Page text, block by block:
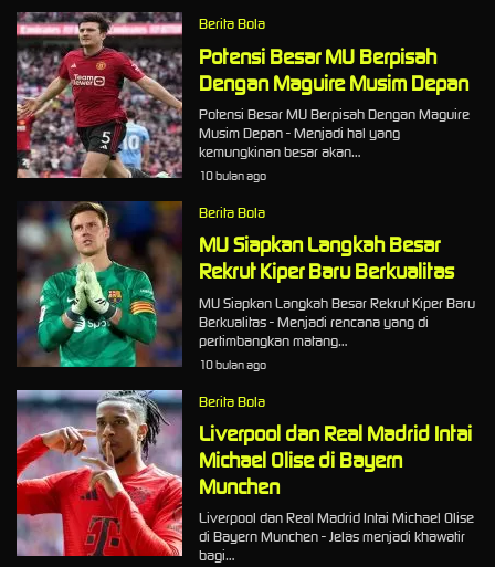
Berita Bola
Potensi Besar MU Berpisah
Dengan Maguire Musim Depan
Potensi Besar MU Berpisah Dengan Maguire
Musim Depan - Menjadi hal yang
kemungkinan besar akan…
10 bulan ago
Berita Bola
MU Siapkan Langkah Besar
Rekrut Kiper Baru Berkualitas
MU Siapkan Langkah Besar Rekrut Kiper Baru
Berkualitas - Menjadi rencana yang di
pertimbangkan matang…
10 bulan ago
Berita Bola
Liverpool dan Real Madrid Intai
Michael Olise di Bayern
Munchen
Liverpool dan Real Madrid Intai Michael Olise
di Bayern Munchen - Jelas menjadi khawatir
bagi…